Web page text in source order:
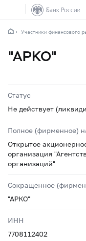
Участники финансового
"АРКО"
Статус
Не действует
Полное (фирменное)
Открытое
организация
организаций"
Сокращенное
"АРКО"
ИНН
7708112402